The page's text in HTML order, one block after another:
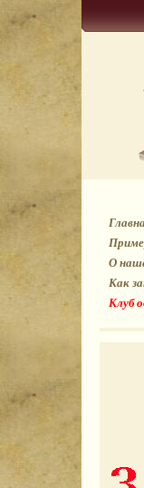
О
Как
Клуб